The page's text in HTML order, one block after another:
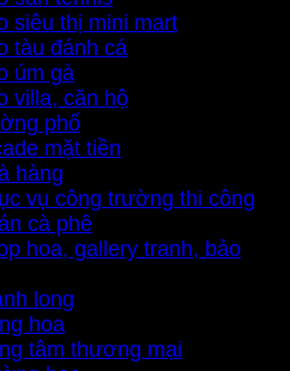
siêu thị mini mart
tàu đánh cá
úm gà
villa, căn hộ
phố
mặt tiền
hàng
vụ công trường thi công
cà phê
hoa, gallery tranh, bảo
long
hoa
tâm thương mại